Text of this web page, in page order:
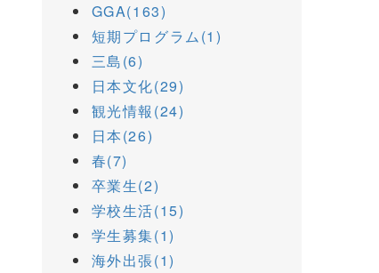
GGA(163)
短期プログラム(1)
三島(6)
日本文化(29)
観光情報(24)
日本(26)
春(7)
卒業生(2)
学校生活(15)
学生募集(1)
海外出張(1)